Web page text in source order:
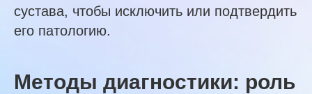
сустава, чтобы исключить или подтвердить
его патологию.
Методы диагностики: роль